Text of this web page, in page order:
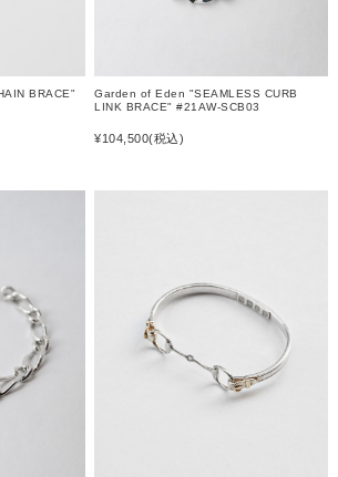
BRACE"
Garden of Eden "SEAMLESS CURB
LINK BRACE" #21AW-SCB03
¥104,500(税込)